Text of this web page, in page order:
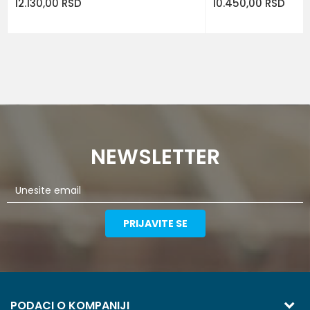
12.130,00 RSD 10.450,00 RSD
NEWSLETTER
PRIJAVITE SE
PODACI O KOMPANIJI